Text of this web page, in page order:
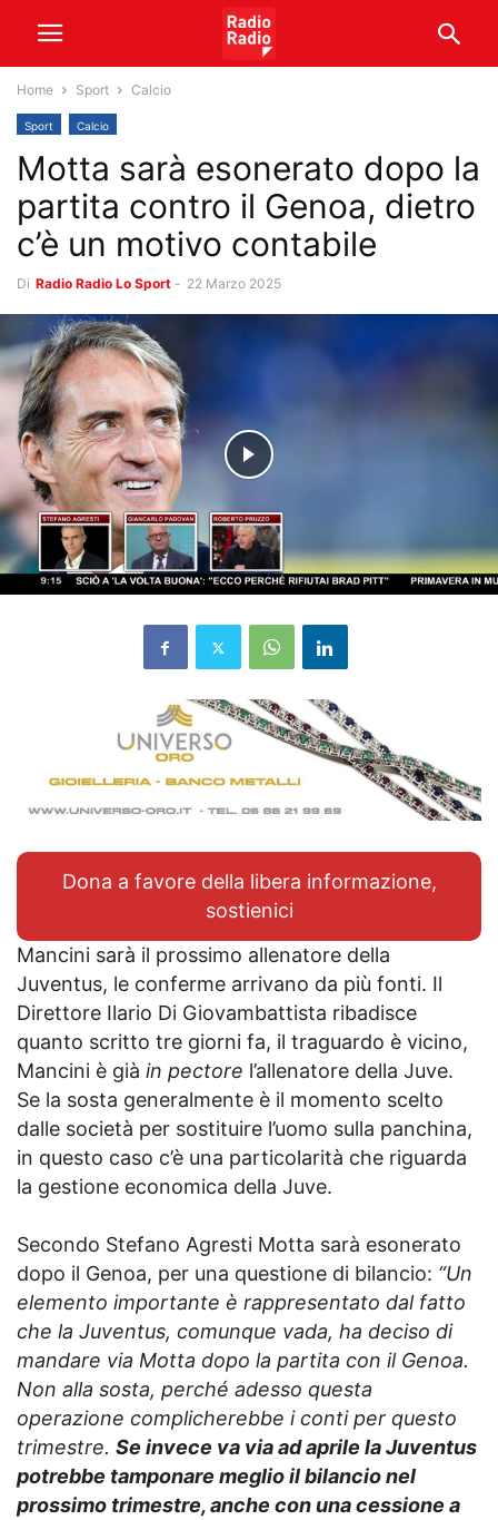
Home Sport Calcio
Sport Calcio
Motta sarà esonerato dopo la
partita contro il Genoa, dietro
c’è un motivo contabile
Di Radio Radio Lo Sport - 22 Marzo 2025
Dona a favore della libera informazione,
sostienici
Mancini sarà il prossimo allenatore della
Juventus, le conferme arrivano da più fonti. Il
Direttore Ilario Di Giovambattista ribadisce
quanto scritto tre giorni fa, il traguardo è vicino,
Mancini è già in pectore l’allenatore della Juve.
Se la sosta generalmente è il momento scelto
dalle società per sostituire l’uomo sulla panchina,
in questo caso c’è una particolarità che riguarda
la gestione economica della Juve.
Secondo Stefano Agresti Motta sarà esonerato
dopo il Genoa, per una questione di bilancio: “Un
elemento importante è rappresentato dal fatto
che la Juventus, comunque vada, ha deciso di
mandare via Motta dopo la partita con il Genoa.
Non alla sosta, perché adesso questa
operazione complicherebbe i conti per questo
trimestre. Se invece va via ad aprile la Juventus
potrebbe tamponare meglio il bilancio nel
prossimo trimestre, anche con una cessione a